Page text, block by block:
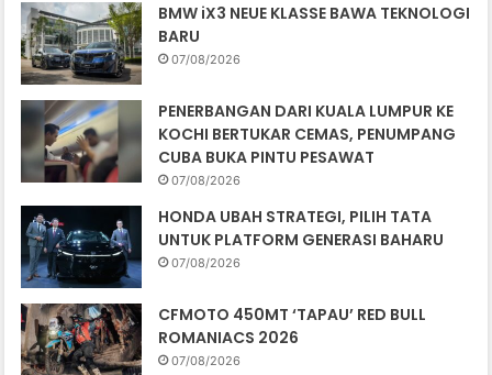
BMW iX3 NEUE KLASSE BAWA TEKNOLOGI
BARU
07/08/2026
PENERBANGAN DARI KUALA LUMPUR KE
KOCHI BERTUKAR CEMAS, PENUMPANG
CUBA BUKA PINTU PESAWAT
07/08/2026
HONDA UBAH STRATEGI, PILIH TATA
UNTUK PLATFORM GENERASI BAHARU
07/08/2026
CFMOTO 450MT ‘TAPAU’ RED BULL
ROMANIACS 2026
07/08/2026